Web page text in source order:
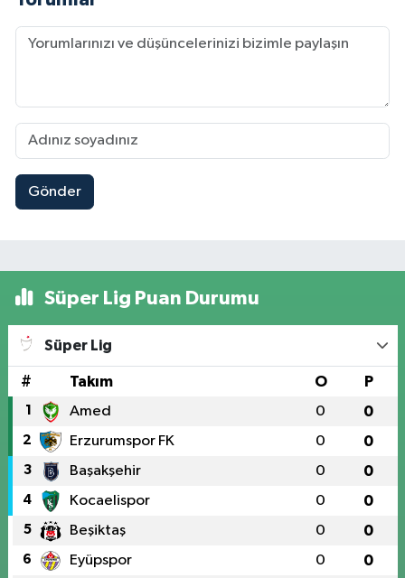
Gönder
Süper Lig Puan Durumu
Süper Lig
# Takım O P
1 Amed 0 0
2 Erzurumspor FK 0 0
3 Başakşehir 0 0
4 Kocaelispor 0 0
5 Beşiktaş 0 0
6 Eyüpspor 0 0